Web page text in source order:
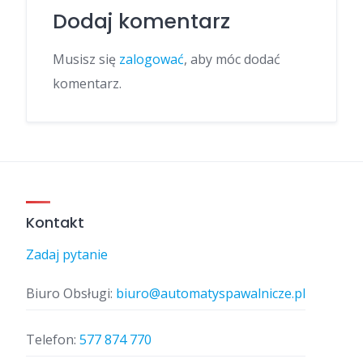
Dodaj komentarz
Musisz się zalogować, aby móc dodać
komentarz.
Kontakt
Zadaj pytanie
Biuro Obsługi: biuro@automatyspawalnicze.pl
Telefon: 577 874 770